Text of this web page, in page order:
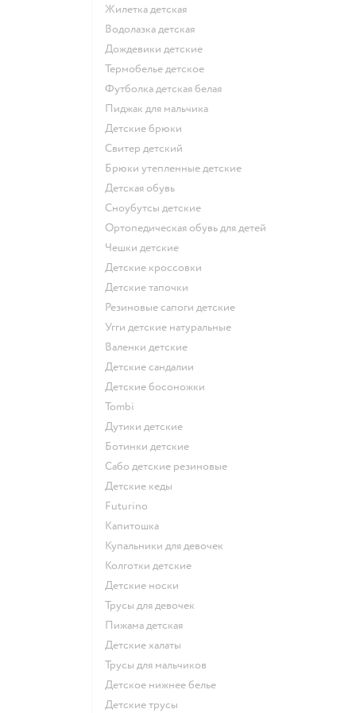
Жилетка детская
Водолазка детская
Дождевики детские
Термобелье детское
Футболка детская белая
Пиджак для мальчика
Детские брюки
Свитер детский
Брюки утепленные детские
Детская обувь
Сноубутсы детские
Ортопедическая обувь для детей
Чешки детские
Детские кроссовки
Детские тапочки
Резиновые сапоги детские
Угги детские натуральные
Валенки детские
Детские сандалии
Детские босоножки
Tombi
Дутики детские
Ботинки детские
Сабо детские резиновые
Детские кеды
Futurino
Капитошка
Купальники для девочек
Колготки детские
Детские носки
Трусы для девочек
Пижама детская
Детские халаты
Трусы для мальчиков
Детское нижнее белье
Детские трусы